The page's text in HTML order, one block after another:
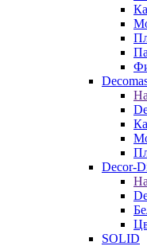
Decor-
SOLID